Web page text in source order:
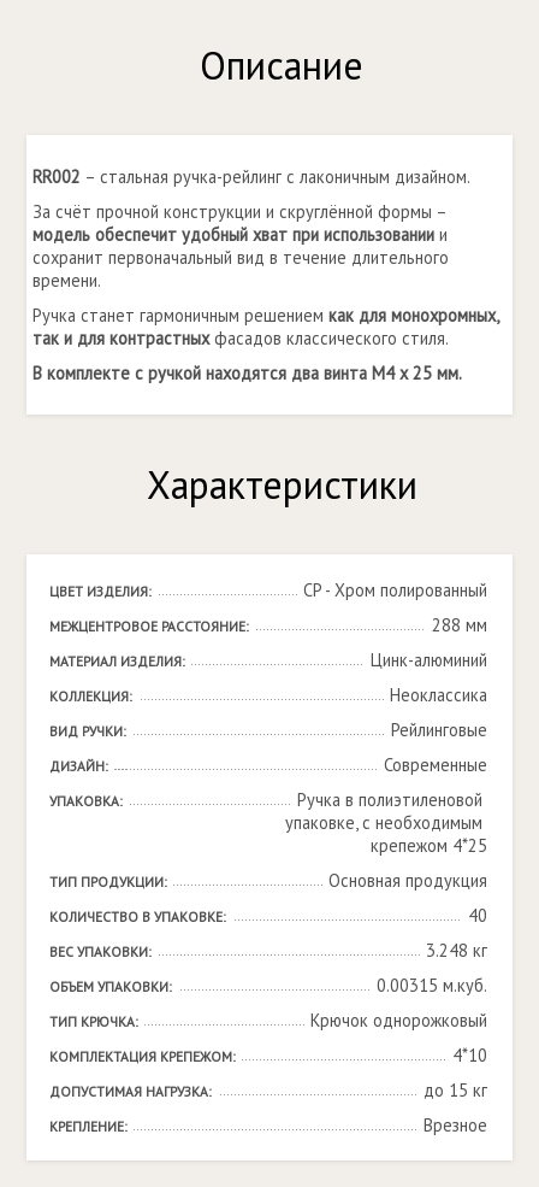
Описание
RR002 – стальная ручка-рейлинг с лаконичным дизайном.
За счёт прочной конструкции и скруглённой формы –
модель обеспечит удобный хват при использовании и
сохранит первоначальный вид в течение длительного
времени.
Ручка станет гармоничным решениемкак для монохромных,
так и для контрастныхфасадов классического стиля.
В комплекте с ручкой находятся два винта M4 x 25 мм.
Характеристики
ЦВЕТ ИЗДЕЛИЯ: CP - Хром полированный
МЕЖЦЕНТРОВОЕ РАССТОЯНИЕ: 288 мм
МАТЕРИАЛ ИЗДЕЛИЯ: Цинк-алюминий
КОЛЛЕКЦИЯ: Неоклассика
ВИД РУЧКИ: Рейлинговые
ДИЗАЙН: Современные
УПАКОВКА:
Ручка в полиэтиленовой
упаковке, с необходимым
крепежом 4*25
ТИП ПРОДУКЦИИ: Основная продукция
КОЛИЧЕСТВО В УПАКОВКЕ: 40
ВЕС УПАКОВКИ: 3.248 кг
ОБЪЕМ УПАКОВКИ: 0.00315 м.куб.
ТИП КРЮЧКА: Крючок однорожковый
КОМПЛЕКТАЦИЯ КРЕПЕЖОМ: 4*10
ДОПУСТИМАЯ НАГРУЗКА: до 15 кг
КРЕПЛЕНИЕ: Врезное